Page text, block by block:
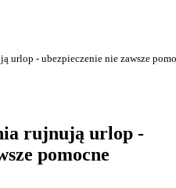
urlop - ubezpieczenie nie zawsze
rujnują urlop -
pomocne